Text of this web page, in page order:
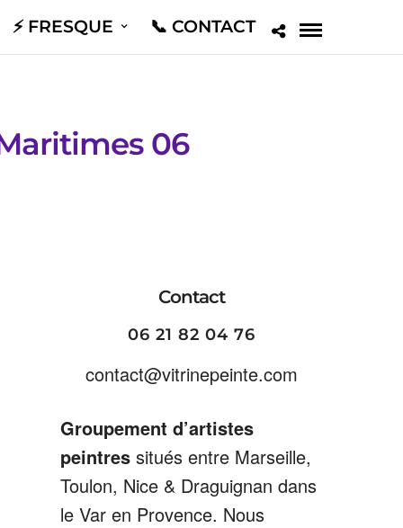
⚡️ FRESQUE 📞 CONTACT
06
Contact
06 21 82 04 76
contact@vitrinepeinte.com
Groupement d’artistes
peintres situés entre Marseille,
Toulon, Nice & Draguignan dans
le Var en Provence. Nous